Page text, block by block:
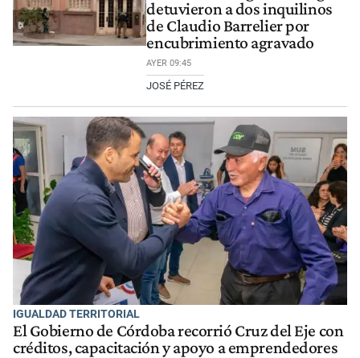
detuvieron a dos inquilinos
de Claudio Barrelier por
encubrimiento agravado
AYER 09:45
JOSÉ PÉREZ
IGUALDAD TERRITORIAL
El Gobierno de Córdoba recorrió Cruz del Eje con
créditos, capacitación y apoyo a emprendedores